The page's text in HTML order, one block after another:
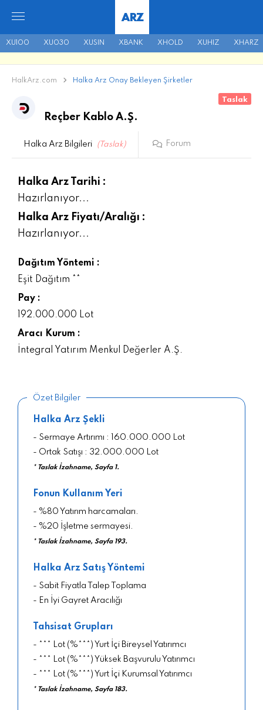
XU100 XU030 XUSIN XBANK XHOLD XUHIZ XHARZ
ARZ
HalkArz.com Halka Arz Onay Bekleyen Şirketler
Taslak
Reçber Kablo A.Ş.
Halka Arz Bilgileri (Taslak) Forum
Halka Arz Tarihi :
Hazırlanıyor...
Halka Arz Fiyatı/Aralığı :
Hazırlanıyor...
Dağıtım Yöntemi :
Eşit Dağıtım **
Pay :
192.000.000 Lot
Aracı Kurum :
İntegral Yatırım Menkul Değerler A.Ş.
Özet Bilgiler
Halka Arz Şekli
- Sermaye Artırımı : 160.000.000 Lot
- Ortak Satışı : 32.000.000 Lot
* Taslak İzahname, Sayfa 1.
Fonun Kullanım Yeri
- %80 Yatırım harcamaları.
- %20 İşletme sermayesi.
* Taslak İzahname, Sayfa 193.
Halka Arz Satış Yöntemi
- Sabit Fiyatla Talep Toplama
- En İyi Gayret Aracılığı
Tahsisat Grupları
- *** Lot (%***) Yurt İçi Bireysel Yatırımcı
- *** Lot (%***) Yüksek Başvurulu Yatırımcı
- *** Lot (%***) Yurt İçi Kurumsal Yatırımcı
* Taslak İzahname, Sayfa 183.